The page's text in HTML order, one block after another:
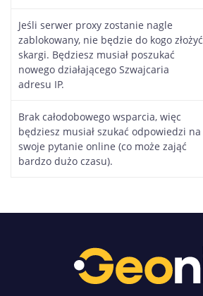
Jeśli serwer proxy zostanie nagle
zablokowany, nie będzie do kogo złożyć
skargi. Będziesz musiał poszukać
nowego działającego Szwajcaria
adresu IP.
Brak całodobowego wsparcia, więc
będziesz musiał szukać odpowiedzi na
swoje pytanie online (co może zająć
bardzo dużo czasu).